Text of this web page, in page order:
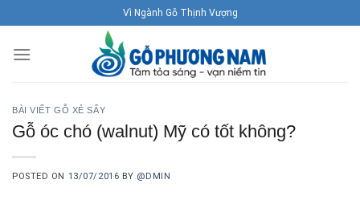
to
content
Vì Ngành Gỗ Thịnh Vượng
BÀI VIẾT GỖ XẺ SẤY
Gỗ óc chó (walnut) Mỹ có tốt không?
POSTED ON 13/07/2016 BY @DMIN